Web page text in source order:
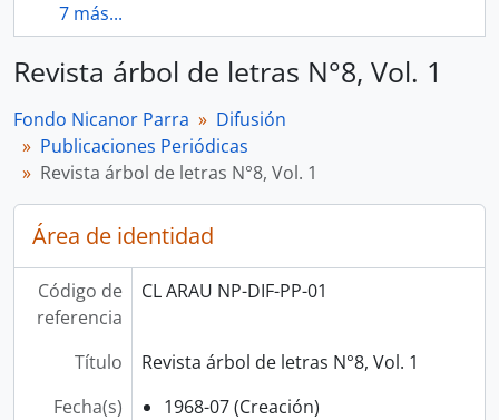
7 más...
Revista árbol de letras N°8, Vol. 1
Fondo Nicanor Parra
Difusión
Publicaciones Periódicas
Revista árbol de letras N°8, Vol. 1
Área de identidad
Código de
referencia
CL ARAU NP-DIF-PP-01
Título
Revista árbol de letras N°8, Vol. 1
Fecha(s)
1968-07 (Creación)